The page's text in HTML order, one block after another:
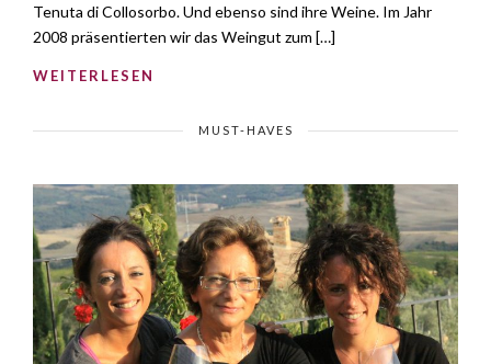
Tenuta di Collosorbo. Und ebenso sind ihre Weine. Im Jahr
2008 präsentierten wir das Weingut zum […]
WEITERLESEN
MUST-HAVES